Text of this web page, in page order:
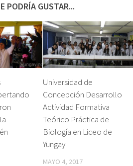
PODRÍA GUSTAR...
Universidad de
Concepción Desarrollo
Actividad Formativa
Teórico Práctica de
Biología en Liceo de
Yungay
MAYO 4, 2017